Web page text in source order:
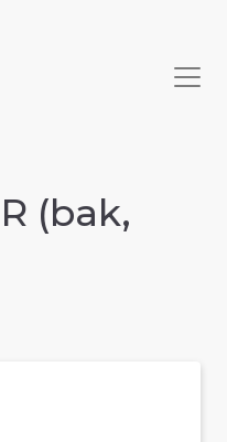
(bak,